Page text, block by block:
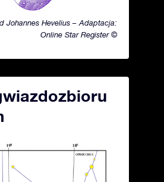
Johannes Hevelius – Adaptacja:
Online Star Register ©